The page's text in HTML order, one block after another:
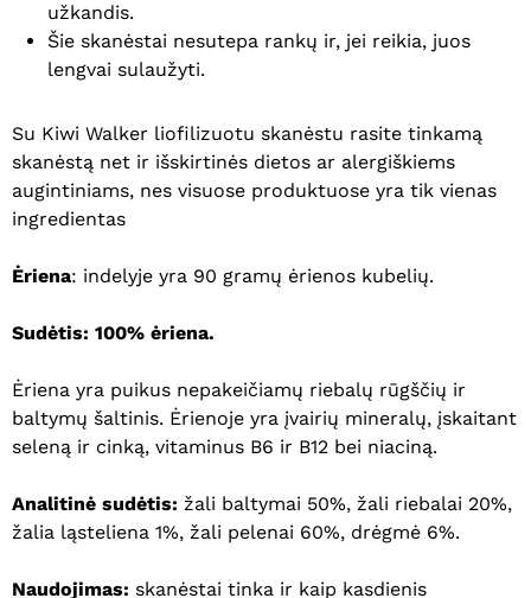
užkandis.
Šie skanėstai nesutepa rankų ir, jei reikia, juos
lengvai sulaužyti.
Su Kiwi Walker liofilizuotu skanėstu rasite tinkamą
skanėstą net ir išskirtinės dietos ar alergiškiems
augintiniams, nes visuose produktuose yra tik vienas
ingredientas
Ėriena: indelyje yra 90 gramų ėrienos kubelių.
Sudėtis: 100% ėriena.
Ėriena yra puikus nepakeičiamų riebalų rūgščių ir
baltymų šaltinis. Ėrienoje yra įvairių mineralų, įskaitant
seleną ir cinką, vitaminus B6 ir B12 bei niaciną.
Analitinė sudėtis: žali baltymai 50%, žali riebalai 20%,
žalia ląsteliena 1%, žali pelenai 60%, drėgmė 6%.
Naudojimas: skanėstai tinka ir kaip kasdienis